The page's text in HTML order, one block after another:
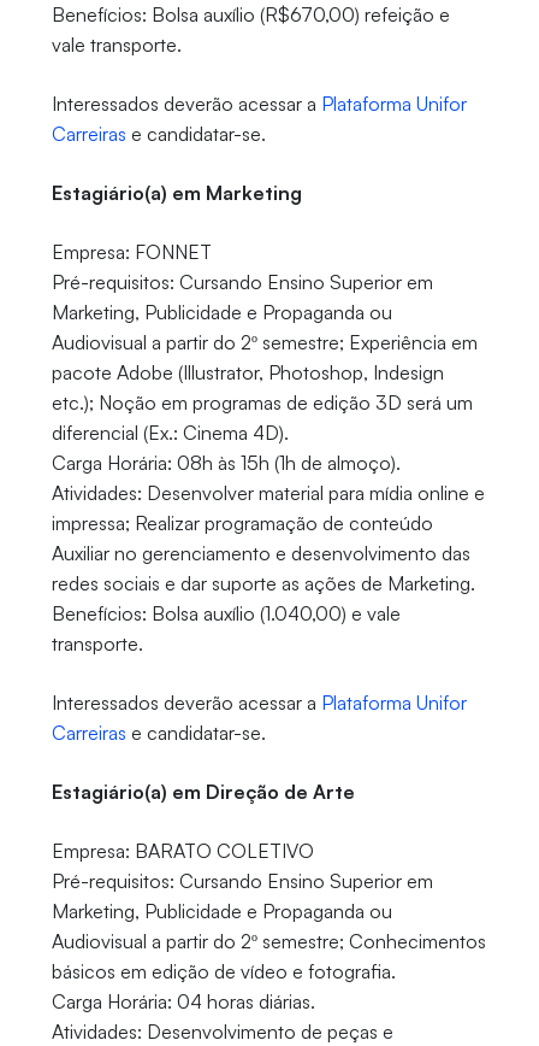
Benefícios: Bolsa auxílio (R$670,00) refeição e
vale transporte.
Interessados deverão acessar a Plataforma Unifor
Carreiras e candidatar-se.
Estagiário(a) em Marketing
Empresa: FONNET
Pré-requisitos: Cursando Ensino Superior em
Marketing, Publicidade e Propaganda ou
Audiovisual a partir do 2º semestre; Experiência em
pacote Adobe (Illustrator, Photoshop, Indesign
etc.); Noção em programas de edição 3D será um
diferencial (Ex.: Cinema 4D).
Carga Horária: 08h às 15h (1h de almoço).
Atividades: Desenvolver material para mídia online e
impressa; Realizar programação de conteúdo
Auxiliar no gerenciamento e desenvolvimento das
redes sociais e dar suporte as ações de Marketing.
Benefícios: Bolsa auxílio (1.040,00) e vale
transporte.
Interessados deverão acessar a Plataforma Unifor
Carreiras e candidatar-se.
Estagiário(a) em Direção de Arte
Empresa: BARATO COLETIVO
Pré-requisitos: Cursando Ensino Superior em
Marketing, Publicidade e Propaganda ou
Audiovisual a partir do 2º semestre; Conhecimentos
básicos em edição de vídeo e fotografia.
Carga Horária: 04 horas diárias.
Atividades: Desenvolvimento de peças e